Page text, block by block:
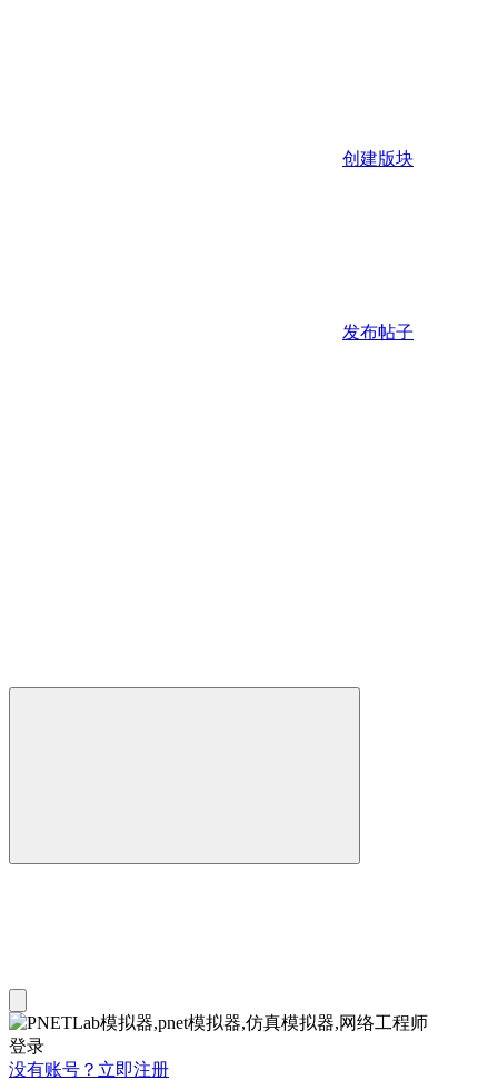
创建版块
发布帖子
登录
没有账号？立即注册